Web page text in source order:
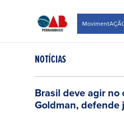
NOTÍCIAS
Brasil deve agir no
Goldman, defende